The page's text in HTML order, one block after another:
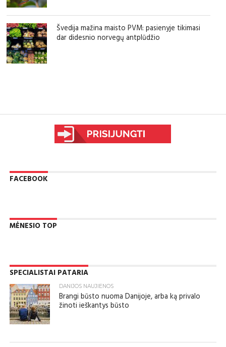
Švedija mažina maisto PVM: pasienyje tikimasi
dar didesnio norvegų antplūdžio
FACEBOOK
MĖNESIO TOP
SPECIALISTAI PATARIA
DANIJOS NAUJIENOS
Brangi būsto nuoma Danijoje, arba ką privalo
žinoti ieškantys būsto